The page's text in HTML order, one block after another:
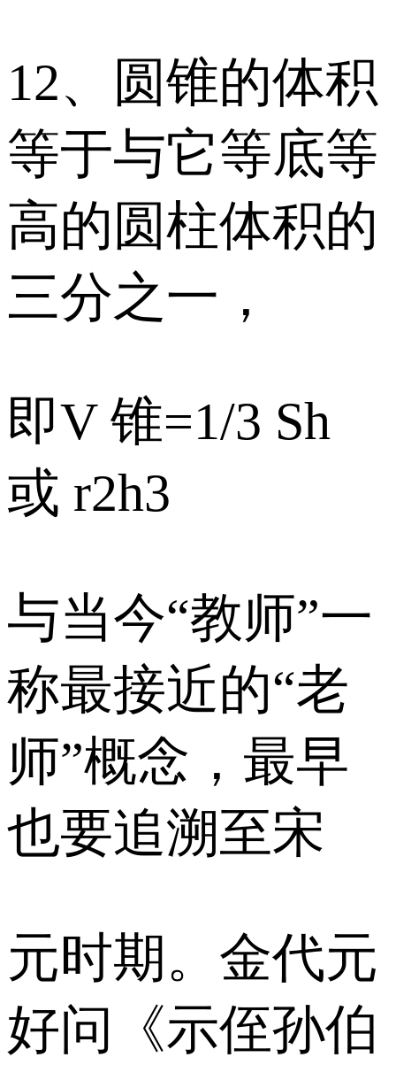
12、圆锥的体积
等于与它等底等
高的圆柱体积的
三分之一，
即V 锥=1/3 Sh
或 r2h3
与当今“教师”一
称最接近的“老
师”概念，最早
也要追溯至宋
元时期。金代元
好问《示侄孙伯